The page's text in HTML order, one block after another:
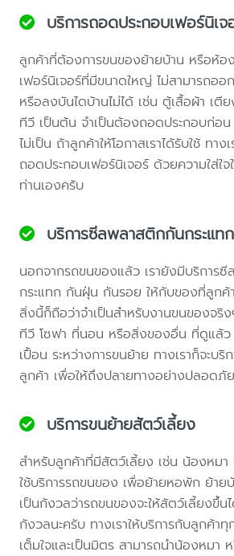
บริการถอดประกอบเฟอร์นิเจ
ลูกค้าที่ต้องการขนของย้ายบ้าน หรือห้อ
เฟอร์นิเจอร์ที่มีขนาดใหญ่ ไม่สามารถอ
หรือลงบันไดบ้านไม่ได้ เช่น ตู้เสื้อผ้า เตี
ทีวี เป็นต้น จำเป็นต้องถอดประกอบก่อ
ไม่เป็น ถ้าลูกค้าให้โอกาสเราได้รับใช้ ทาง
ถอดประกอบเฟอร์นิเจอร์ ด้วยความใส่ใ
ท่านเองครับ
บริการซีลพลาสติกกันกระแทก
นอกจากรถขนของแล้ว เรายังมีบริการ
กระแทก กันฝุ่น กันรอย ให้กับของที่ลูกค้
สิ่งนี้ก็ถือว่าจำเป็นสำหรับงานขนของจริ
ทีวี โซฟา ที่นอน หรือสิ่งของอื่น ที่ดูแล้ว
เปื้อน ระหว่างการขนย้าย ทางเราก็จะบ
ลูกค้า เพื่อให้ถึงปลายทางอย่างปลอดภั
บริการขนย้ายสัตว์เลี้ยง
สำหรับลูกค้าที่มีสัตว์เลี้ยง เช่น น้องหม
ใช้บริการรถขนของ เพื่อย้ายหอพัก ย้าย
เป็นกังวลว่ารถขนของจะให้สัตว์เลี้ยงขึ้น
กังวลนะครับ ทางเราให้บริการกับลูกค้า
เต็มใจและเป็นมิตร สามารถนำน้องหมา